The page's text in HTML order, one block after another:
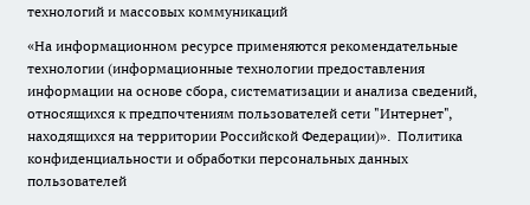
технологий и массовых коммуникаций
«На информационном ресурсе применяются рекомендательные
технологии (информационные технологии предоставления
информации на основе сбора, систематизации и анализа сведений,
относящихся к предпочтениям пользователей сети "Интернет",
находящихся на территории Российской Федерации)». Политика
конфиденциальности и обработки персональных данных
пользователей